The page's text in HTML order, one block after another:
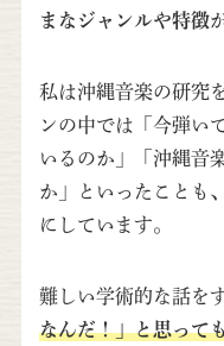
まなジャンルや特徴
私は沖縄音楽の研究
ンの中では「今弾い
いるのか」「沖縄音
か」といったことも
にしています。
難しい学術的な話を
なんだ！」と思って